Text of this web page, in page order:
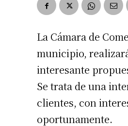
La Cámara de
municipio,
interesante
Se trata de una
clientes, con
oportunamente.